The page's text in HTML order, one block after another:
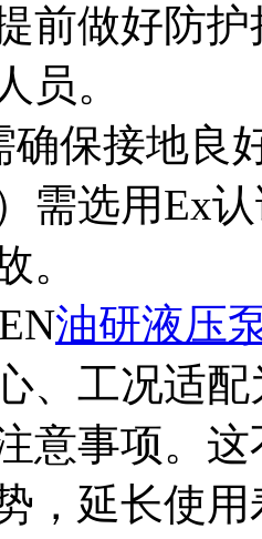
前做好防
员。
确保接地良
需选用Ex
。
油研液压
、工况适
意事项。
，延长使